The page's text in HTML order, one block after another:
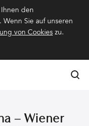
den
Sie auf unseren
von Cookies zu.
– Wiener